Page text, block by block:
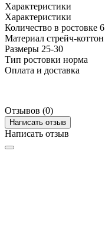
Характеристики
Характеристики
Количество в ростовке 6
Материал стрейч-коттон
Размеры 25-30
Тип ростовки норма
Оплата и доставка
Отзывов (0)
Написать отзыв
Написать отзыв